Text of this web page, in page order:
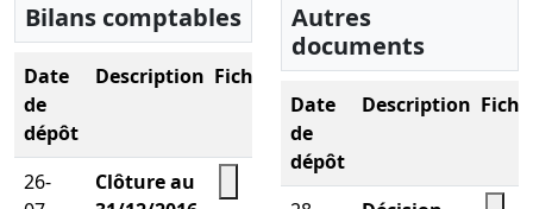
Bilans comptables
Date
de
dépôt
Description Fichier
26-
Clôture au
Autres
documents
Date
de
dépôt
Description